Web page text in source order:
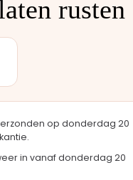
en het
Klaar
rusten
op donderdag 20
in vanaf donderdag 20